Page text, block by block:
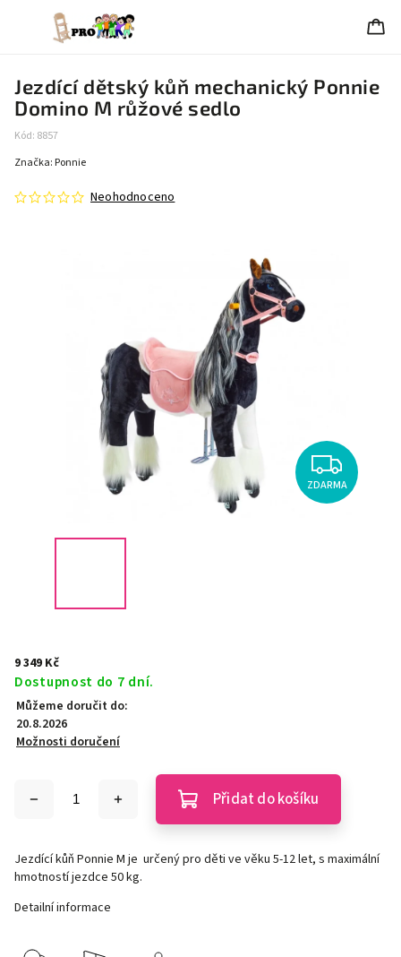
Jezdící dětský kůň mechanický Ponnie
Domino M růžové sedlo
Kód: 8857
Neohodnoceno
Značka: Ponnie
ZDARMA
9 349 Kč
Dostupnost do 7 dní.
Můžeme doručit do:
20.8.2026
Možnosti doručení
Přidat do košíku
Jezdící kůň Ponnie M je určený pro děti ve věku 5-12 let, s maximální
hmotností jezdce 50 kg.
Detailní informace